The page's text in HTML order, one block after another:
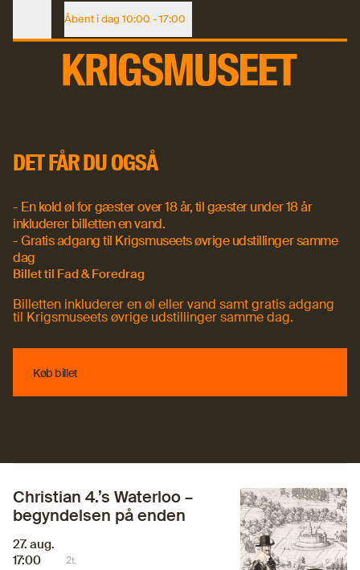
Kom til Fad & Foredrag om Christian 4.s nederlag ved Lutter
Åbent i dag 10:00 - 17:00
Åbningstider
Voksen (købt online)
117 DKK
Voksen
130 DKK
Barn under 18 år
Gratis
Køb billet
CHRISTIAN 4.'S
WATERLOO -
BEGYNDELSEN
TIL ENDEN
Billet til Fad & Foredrag
Billetten inkluderer en øl eller vand samt gratis adgang
til Krigsmuseets øvrige udstillinger samme dag.
Køb billet
DET FÅR DU OGSÅ
- En kold øl for gæster over 18 år, til gæster under 18 år
inkluderer billetten en vand.
- Gratis adgang til Krigsmuseets øvrige udstillinger samme
dag
Christian 4.’s Waterloo –
begyndelsen på enden
27. aug.
17:00
2t.